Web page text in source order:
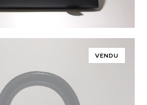
VENDU